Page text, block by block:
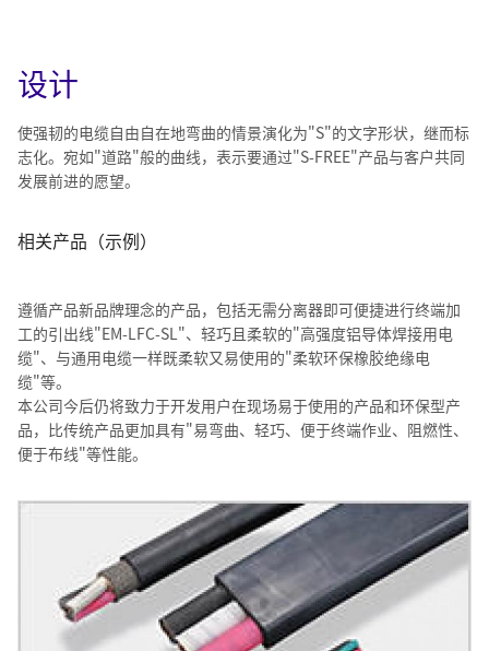
设计
使强韧的电缆自由自在地弯曲的情景演化为"S"的文字形状，继而标
志化。宛如"道路"般的曲线，表示要通过"S-FREE"产品与客户共同
发展前进的愿望。
相关产品（示例）
遵循产品新品牌理念的产品，包括无需分离器即可便捷进行终端加
工的引出线"EM-LFC-SL"、轻巧且柔软的"高强度铝导体焊接用电
缆"、与通用电缆一样既柔软又易使用的"柔软环保橡胶绝缘电
缆"等。
本公司今后仍将致力于开发用户在现场易于使用的产品和环保型产
品，比传统产品更加具有"易弯曲、轻巧、便于终端作业、阻燃性、
便于布线"等性能。